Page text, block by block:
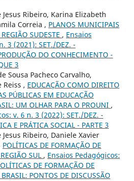
Ribeiro, Karina Elizabeth
Correia , PLANOS MUNICIPAIS
SUDESTE , Ensaios
3 (2021): SET./DEZ. -
DO CONHECIMENTO -
3
Sousa Pacheco Carvalho,
, EDUCAÇÃO COMO DIREITO
PÚBLICAS EM EDUCAÇÃO
UM OLHAR PARA O PROUNI ,
v. 6 n. 3 (2022): SET./DEZ. -
E PRÁTICA SOCIAL - PARTE 3
Ribeiro, Daniele Xavier
POLÍTICAS DE FORMAÇÃO DE
SUL , Ensaios Pedagógicos:
DE FORMAÇÃO DE
PONTOS DE DISCUSSÃO